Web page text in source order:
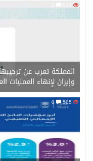
526
المملكة تعرب عن
وإيران لإنهاء العمليات
505